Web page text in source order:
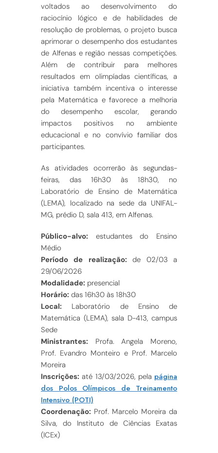
voltados ao desenvolvimento do
raciocínio lógico e de habilidades de
resolução de problemas, o projeto busca
aprimorar o desempenho dos estudantes
de Alfenas e região nessas competições.
Além de contribuir para melhores
resultados em olimpíadas científicas, a
iniciativa também incentiva o interesse
pela Matemática e favorece a melhoria
do desempenho escolar, gerando
impactos positivos no ambiente
educacional e no convívio familiar dos
participantes.
As atividades ocorrerão às segundas-
feiras, das 16h30 às 18h30, no
Laboratório de Ensino de Matemática
(LEMA), localizado na sede da UNIFAL-
MG, prédio D, sala 413, em Alfenas.
Público-alvo: estudantes do Ensino
Médio
Período de realização: de 02/03 a
29/06/2026
Modalidade: presencial
Horário: das 16h30 às 18h30
Local: Laboratório de Ensino de
Matemática (LEMA), sala D-413, campus
Sede
Ministrantes: Profa. Angela Moreno,
Prof. Evandro Monteiro e Prof. Marcelo
Moreira
Inscrições: até 13/03/2026, pela página
dos Polos Olímpicos de Treinamento
Intensivo (POTI)
Coordenação: Prof. Marcelo Moreira da
Silva, do Instituto de Ciências Exatas
(ICEx)